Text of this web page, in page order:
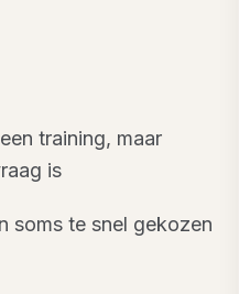
training, maar
is
soms te snel gekozen